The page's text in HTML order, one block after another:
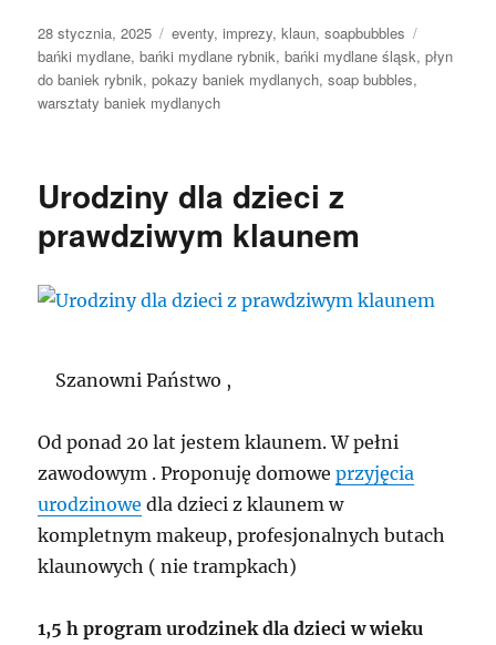
Data
publikacji
28 stycznia, 2025 Kategorie
eventy,imprezy,klaun,soapbubbles
bańki mydlane,bańki mydlane rybnik,bańki mydlane śląsk,płyn
do baniek rybnik,pokazy baniek mydlanych,soap bubbles,
warsztaty baniek mydlanych
Urodziny dla dzieci z
prawdziwym klaunem
Szanowni Państwo ,
Od ponad 20 lat jestem klaunem. W pełni
zawodowym . Proponuję domoweprzyjęcia
urodzinowe dla dzieci z klaunem w
kompletnym makeup, profesjonalnych butach
klaunowych ( nie trampkach)
1,5 h program urodzinek dla dzieci w wieku